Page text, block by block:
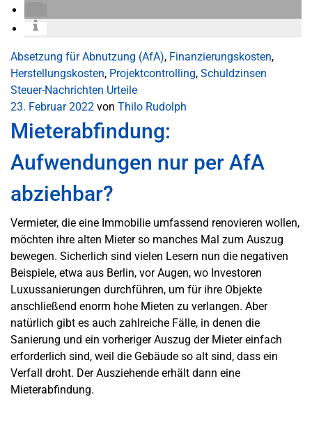
Absetzung für Abnutzung (AfA), Finanzierungskosten,
Herstellungskosten, Projektcontrolling, Schuldzinsen
Steuer-Nachrichten Urteile
23. Februar 2022 von Thilo Rudolph
Mieterabfindung:
Aufwendungen nur per AfA
abziehbar?
Vermieter, die eine Immobilie umfassend renovieren wollen,
möchten ihre alten Mieter so manches Mal zum Auszug
bewegen. Sicherlich sind vielen Lesern nun die negativen
Beispiele, etwa aus Berlin, vor Augen, wo Investoren
Luxussanierungen durchführen, um für ihre Objekte
anschließend enorm hohe Mieten zu verlangen. Aber
natürlich gibt es auch zahlreiche Fälle, in denen die
Sanierung und ein vorheriger Auszug der Mieter einfach
erforderlich sind, weil die Gebäude so alt sind, dass ein
Verfall droht. Der Ausziehende erhält dann eine
Mieterabfindung.